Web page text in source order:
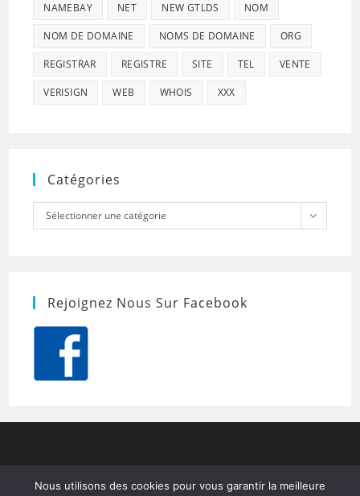
NAMEBAY NET NEW GTLDS NOM
NOM DE DOMAINE NOMS DE DOMAINE ORG
REGISTRAR REGISTRE SITE TEL VENTE
VERISIGN WEB WHOIS XXX
Catégories
Catégories
Sélectionner une catégorie
Rejoignez Nous Sur Facebook
Nous utilisons des cookies pour vous garantir la meilleure